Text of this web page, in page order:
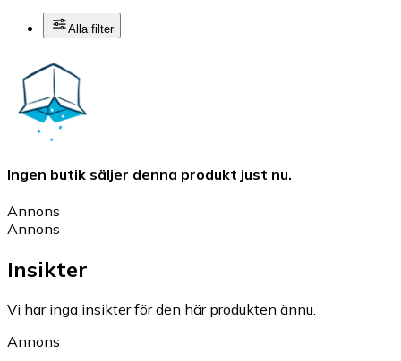
Alla filter
Ingen butik säljer denna produkt just nu.
Annons
Annons
Insikter
Vi har inga insikter för den här produkten ännu.
Annons